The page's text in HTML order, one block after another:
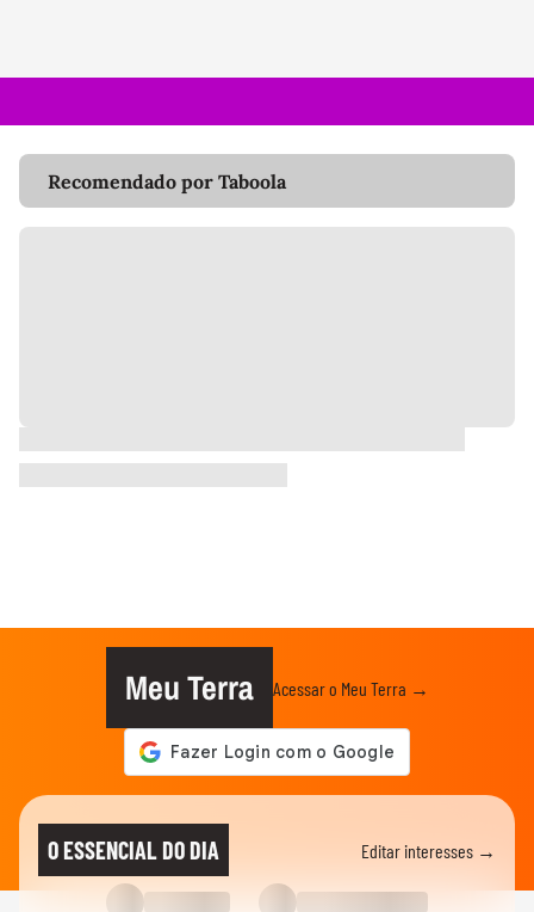
Recomendado por Taboola
Meu Terra Acessar o Meu Terra →
O ESSENCIAL DO DIA Editar interesses →